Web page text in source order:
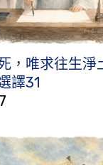
，唯求往生淨
譯31